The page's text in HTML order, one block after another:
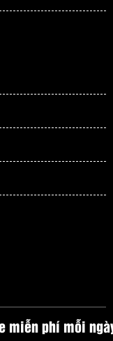
miễn phí mỗi